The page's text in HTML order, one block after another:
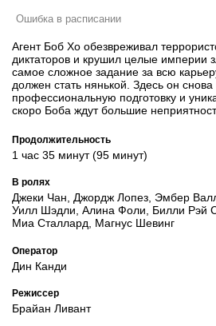
Ошибка в расписании
Агент Боб Хо обезвреживал
диктаторов и крушил целые империи
самое сложное задание за всю
должен стать нянькой. Здесь он снова
профессиональную подготовку и
скоро Боба ждут большие
Продолжительность
1 час 35 минут (95 минут)
В ролях
Джеки Чан, Джордж Лопез, Эмбер
Уилл Шэдли, Алина Фоли, Билли Рэй
Миа Сталлард, Магнус Шевинг
Оператор
Дин Канди
Режиссер
Брайан Ливант